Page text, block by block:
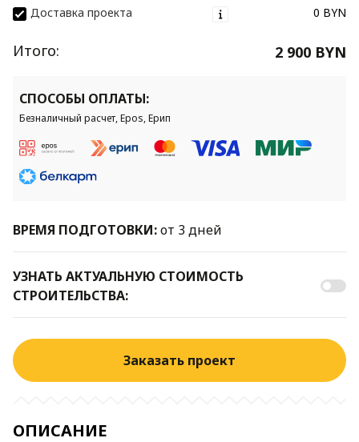
Доставка проекта
0 BYN
Итого: 2 900 BYN
СПОСОБЫ ОПЛАТЫ:
Безналичный расчет, Epos, Ерип
ВРЕМЯ ПОДГОТОВКИ:от 3 дней
УЗНАТЬ АКТУАЛЬНУЮ СТОИМОСТЬ
СТРОИТЕЛЬСТВА:
Заказать проект
ОПИСАНИЕ